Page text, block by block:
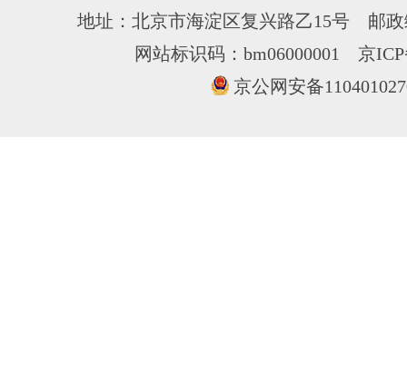
地址：北京市海淀区复兴路乙15号 邮
网站标识码：bm06000001 京
京公网安备